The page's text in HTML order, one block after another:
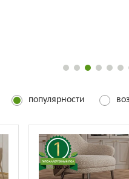
популярности